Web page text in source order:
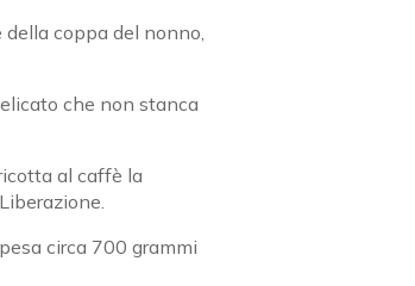
coppa del nonno,
che non stanca
al caffè la
circa 700 grammi